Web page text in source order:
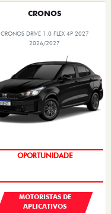
CRONOS
CRONOS DRIVE 1.0 FLEX 4P 2027
2026/2027
OPORTUNIDADE
MOTORISTAS DE
APLICATIVOS